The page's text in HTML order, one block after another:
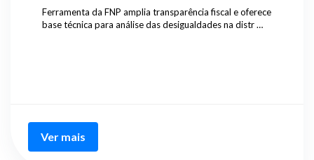
Ferramenta da FNP amplia transparência fiscal e oferece
base técnica para análise das desigualdades na distr …
Ver mais